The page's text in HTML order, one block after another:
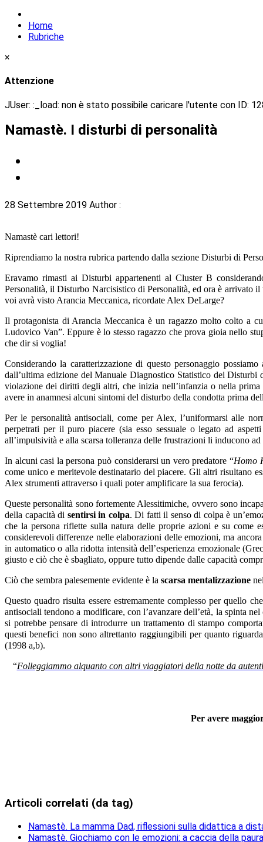
Home
Rubriche
×
Attenzione
JUser: :_load: non è stato possibile caricare l'utente con ID:
Namastè. I disturbi di personalità
28 Settembre 2019 Author :
Namastè cari lettori!
Riprendiamo la nostra rubrica partendo dalla sezione Disturbi di
Eravamo rimasti ai Disturbi appartenenti al Cluster B
Personalità, il Disturbo Narcisistico di Personalità, ed ora è arrivato
voi avrà visto Arancia Meccanica, ricordate Alex DeLarge?
Il protagonista di Arancia Meccanica è un ragazzo molto colto a
Ludovico Van”. Eppure è lo stesso ragazzo che prova gioia nello
che dir si voglia!
Considerando la caratterizzazione di questo personaggio
dall’ultima edizione del Manuale Diagnostico Statistico dei
violazione dei diritti degli altri, che inizia nell’infanzia o nella prima
avere in anamnesi alcuni sintomi del disturbo della condotta prima
Per le personalità antisociali, come per Alex, l’uniformarsi alle
perpetrati per il puro piacere (sia esso sessuale o legato ad
all’impulsività e alla scarsa tolleranza delle frustrazioni li inducono ad
In alcuni casi la persona può considerarsi un vero predatore “Homo
come unico e meritevole destinatario del piacere. Gli altri risultano
Alex strumenti attraverso i quali poter amplificare la sua ferocia).
Queste personalità sono fortemente Alessitimiche, ovvero sono
della capacità di sentirsi in colpa. Di fatti il senso di colpa è
che la persona riflette sulla natura delle proprie azioni e su come
considerevoli differenze nelle elaborazioni delle emozioni, ma
in automatico o alla ridotta intensità dell’esperienza emozionale
giusto e ciò che è sbagliato, oppure tutto dipende dalle capacità
Ciò che sembra palesemente evidente è la scarsa mentalizzazione
Questo quadro risulta essere estremamente complesso per quello
antisociali tendono a modificare, con l’avanzare dell’età, la spinta
si potrebbe pensare di introdurre un trattamento di stampo
questi benefici non sono altrettanto raggiungibili per quanto
(1998 a,b).
“Folleggiammo alquanto con altri viaggiatori della notte da
Per avere
Articoli correlati (da tag)
Namastè. La mamma Dad, riflessioni sulla didattica a
Namastè. Giochiamo con le emozioni: a caccia della paura